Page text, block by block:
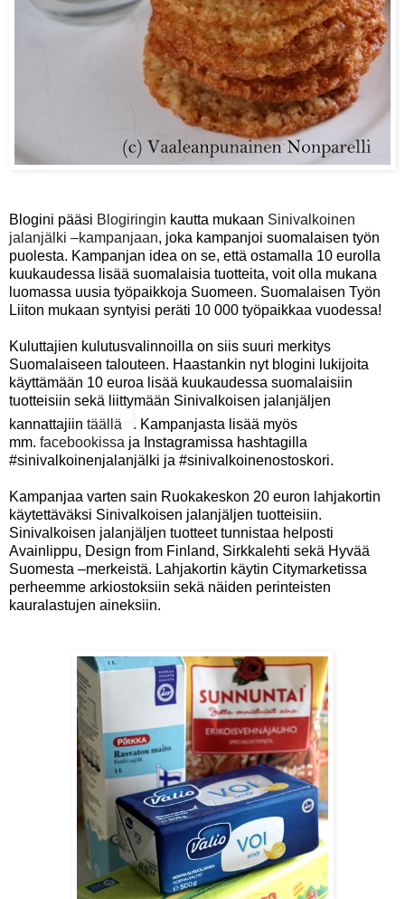
Blogini pääsi Blogiringin kautta mukaan Sinivalkoinen
jalanjälki –kampanjaan, joka kampanjoi suomalaisen työn
puolesta. Kampanjan idea on se, että ostamalla 10 eurolla
kuukaudessa lisää suomalaisia tuotteita, voit olla mukana
luomassa uusia työpaikkoja Suomeen. Suomalaisen Työn
Liiton mukaan syntyisi peräti 10 000 työpaikkaa vuodessa!
Kuluttajien kulutusvalinnoilla on siis suuri merkitys
Suomalaiseen talouteen. Haastankin nyt blogini lukijoita
käyttämään 10 euroa lisää kuukaudessa suomalaisiin
tuotteisiin sekä liittymään Sinivalkoisen jalanjäljen
kannattajiin täällä . Kampanjasta lisää myös
mm. facebookissa ja Instagramissa hashtagilla
#sinivalkoinenjalanjälki ja #sinivalkoinenostoskori.
Kampanjaa varten sain Ruokakeskon 20 euron lahjakortin
käytettäväksi Sinivalkoisen jalanjäljen tuotteisiin.
Sinivalkoisen jalanjäljen tuotteet tunnistaa helposti
Avainlippu, Design from Finland, Sirkkalehti sekä Hyvää
Suomesta –merkeistä. Lahjakortin käytin Citymarketissa
perheemme arkiostoksiin sekä näiden perinteisten
kauralastujen aineksiin.